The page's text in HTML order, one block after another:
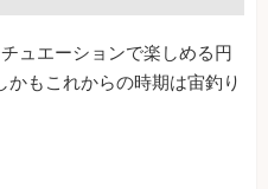
ュエーションで楽しめる円
もこれからの時期は宙釣り